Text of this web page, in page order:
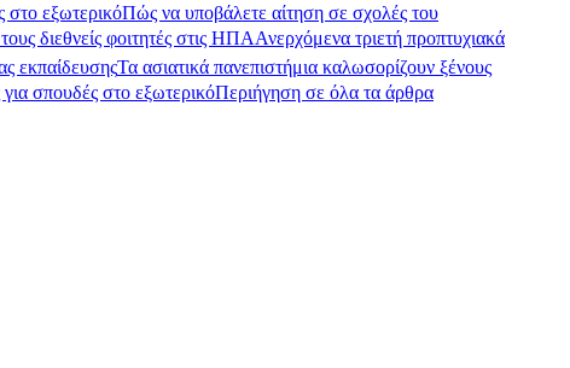
στο εξωτερικόΠώς να υποβάλετε αίτηση σε σχολές του
διεθνείς φοιτητές στις ΗΠΑΑνερχόμενα τριετή προπτυχιακά
εκπαίδευσηςΤα ασιατικά πανεπιστήμια καλωσορίζουν ξένους
σπουδές στο εξωτερικόΠεριήγηση σε όλα τα άρθρα